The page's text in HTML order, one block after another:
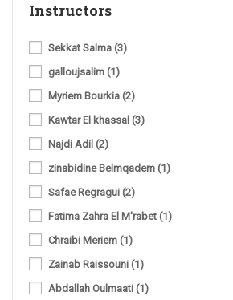
Instructors
Sekkat Salma (3)
galloujsalim (1)
Myriem Bourkia (2)
Kawtar El khassal (3)
Najdi Adil (2)
zinabidine Belmqadem (1)
Safae Regragui (2)
Fatima Zahra El M'rabet (1)
Chraibi Meriem (1)
Zainab Raissouni (1)
Abdallah Oulmaati (1)